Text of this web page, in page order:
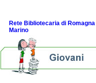
Rete Bibliotecaria di Romagna
Marino